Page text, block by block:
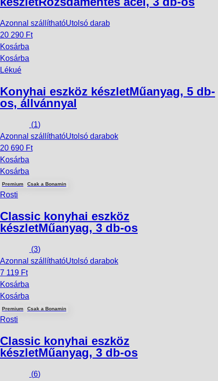
Azonnal szállíthatóUtolsó darab
20 290 Ft
Kosárba
Kosárba
Lékué
Konyhai eszköz készletMűanyag, 5 db-
os, állvánnyal
(1)
Azonnal szállíthatóUtolsó darabok
20 690 Ft
Kosárba
Kosárba
Premium Csak a Bonamin
Rosti
Classic konyhai eszköz
készletMűanyag, 3 db-os
(3)
Azonnal szállíthatóUtolsó darabok
7 119 Ft
Kosárba
Kosárba
Premium Csak a Bonamin
Rosti
Classic konyhai eszköz
készletMűanyag, 3 db-os
(6)